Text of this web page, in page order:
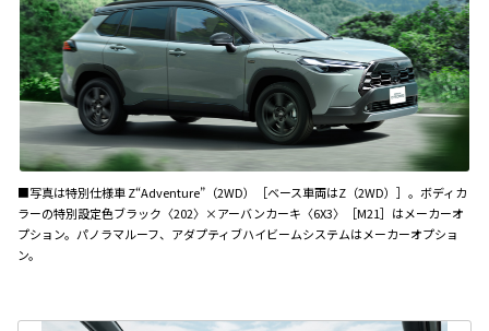
■写真は特別仕様車 Z“Adventure”（2WD）［ベース車両はZ（2WD）］。ボディカ
ラーの特別設定色ブラック〈202〉×アーバンカーキ〈6X3〉［M21］はメーカーオ
プション。パノラマルーフ、アダプティブハイビームシステムはメーカーオプショ
ン。